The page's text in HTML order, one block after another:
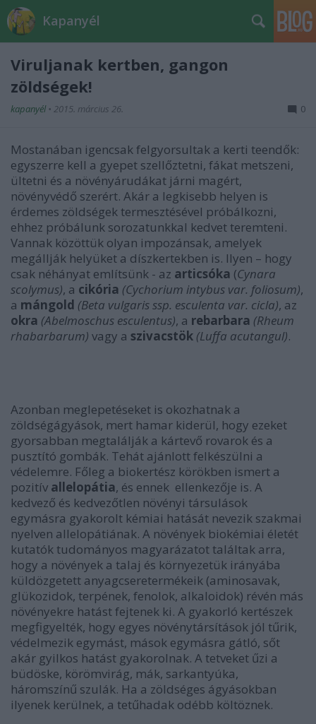
Kapanyél
Viruljanak kertben, gangon
zöldségek!
kapanyél • 2015. március 26. 0
Mostanában igencsak felgyorsultak a kerti teendők:
egyszerre kell a gyepet szellőztetni, fákat metszeni,
ültetni és a növényárudákat járni magért,
növényvédő szerért. Akár a legkisebb helyen is
érdemes zöldségek termesztésével próbálkozni,
ehhez próbálunk sorozatunkkal kedvet teremteni.
Vannak közöttük olyan impozánsak, amelyek
megállják helyüket a díszkertekben is. Ilyen – hogy
csak néhányat említsünk - az articsóka (Cynara
scolymus), a cikória (Cychorium intybus var. foliosum),
a mángold (Beta vulgaris ssp. esculenta var. cicla), az
okra (Abelmoschus esculentus), a rebarbara (Rheum
rhabarbarum) vagy a szivacstök (Luffa acutangul).
Azonban meglepetéseket is okozhatnak a
zöldségágyások, mert hamar kiderül, hogy ezeket
gyorsabban megtalálják a kártevő rovarok és a
pusztító gombák. Tehát ajánlott felkészülni a
védelemre. Főleg a biokertész körökben ismert a
pozitív allelopátia, és ennek ellenkezője is. A
kedvező és kedvezőtlen növényi társulások
egymásra gyakorolt kémiai hatását nevezik szakmai
nyelven allelopátiának. A növények biokémiai életét
kutatók tudományos magyarázatot találtak arra,
hogy a növények a talaj és környezetük irányába
küldözgetett anyagcseretermékeik (aminosavak,
glükozidok, terpének, fenolok, alkaloidok) révén más
növényekre hatást fejtenek ki. A gyakorló kertészek
megfigyelték, hogy egyes növénytársítások jól tűrik,
védelmezik egymást, mások egymásra gátló, sőt
akár gyilkos hatást gyakorolnak. A tetveket űzi a
büdöske, körömvirág, mák, sarkantyúka,
háromszínű szulák. Ha a zöldséges ágyásokban
ilyenek kerülnek, a tetűhadak odébb költöznek.